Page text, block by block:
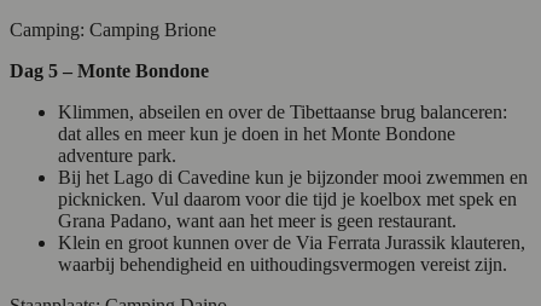
Camping: Camping Brione
Dag 5 – Monte Bondone
Klimmen, abseilen en over de Tibettaanse brug balanceren:
dat alles en meer kun je doen in het Monte Bondone
adventure park.
Bij het Lago di Cavedine kun je bijzonder mooi zwemmen en
picknicken. Vul daarom voor die tijd je koelbox met spek en
Grana Padano, want aan het meer is geen restaurant.
Klein en groot kunnen over de Via Ferrata Jurassik klauteren,
waarbij behendigheid en uithoudingsvermogen vereist zijn.